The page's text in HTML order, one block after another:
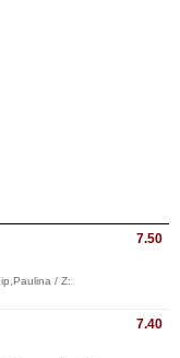
7.50
/ Z:
7.40